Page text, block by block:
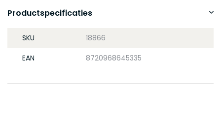
Productspecificaties
SKU 18866
EAN 8720968645335